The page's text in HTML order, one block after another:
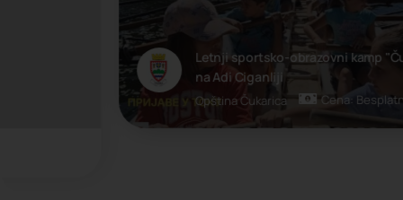
Letnji sportsko-obrazovni kamp "Čukarica 2026"
na Adi Ciganliji
Opština Čukarica Cena: Besplatno Kamp